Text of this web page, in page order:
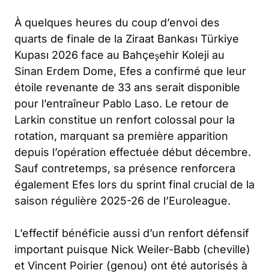
À quelques heures du coup d’envoi des
quarts de finale de la Ziraat Bankası Türkiye
Kupası 2026 face au Bahçeşehir Koleji au
Sinan Erdem Dome, Efes a confirmé que leur
étoile revenante de 33 ans serait disponible
pour l’entraîneur Pablo Laso. Le retour de
Larkin constitue un renfort colossal pour la
rotation, marquant sa première apparition
depuis l’opération effectuée début décembre.
Sauf contretemps, sa présence renforcera
également Efes lors du sprint final crucial de la
saison régulière 2025-26 de l’Euroleague.
L’effectif bénéficie aussi d’un renfort défensif
important puisque Nick Weiler-Babb (cheville)
et Vincent Poirier (genou) ont été autorisés à